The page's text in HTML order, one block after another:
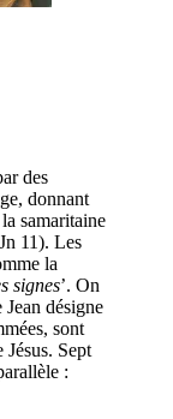
des
donnant
samaritaine
11). Les
la
signes’. On
désigne
sont
Sept
: